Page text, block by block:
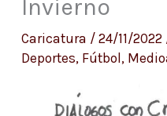
Invierno
Caricatura / 24/11/2022
Deportes, Fútbol ,